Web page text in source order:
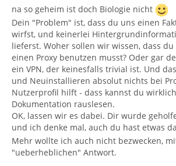
na so geheim ist doch Biologie nicht
Dein "Problem" ist, dass du uns einen
wirfst, und keinerlei
lieferst. Woher sollen wir wissen, dass
einen Proxy benutzen musst? Oder gar
ein VPN, der keinesfalls trivial ist. Und
und Neuinstallieren absolut nichts bei
Nutzerprofil hilft - dass kannst du
Dokumentation rauslesen.
OK, lassen wir es dabei. Dir wurde
und ich denke mal, auch du hast etwas
Mehr wollte ich auch nicht bezwecken,
"ueberheblichen" Antwort.